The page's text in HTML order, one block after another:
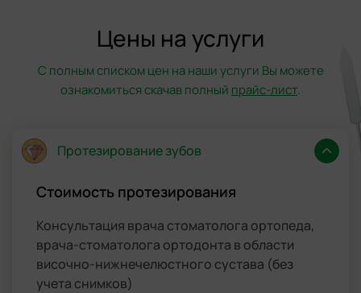
Цены на услуги
С полным списком цен на наши услуги Вы можете
ознакомиться скачав полный прайс-лист.
Протезирование зубов
Стоимость протезирования
Консультация врача стоматолога ортопеда,
врача-стоматолога ортодонта в области
височно-нижнечелюстного сустава (без
учета снимков)